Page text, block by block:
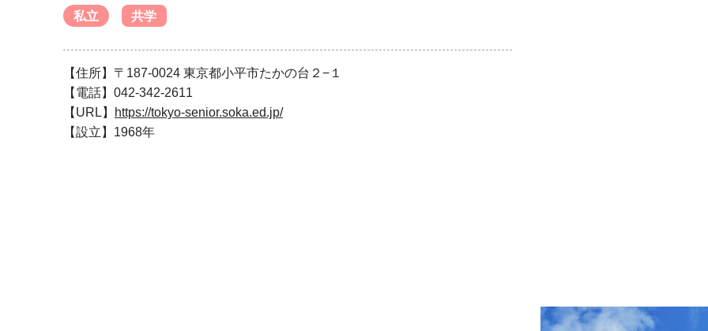
私立 共学
【住所】〒187-0024 東京都小平市たかの台２−１
【電話】042-342-2611
【URL】
https://tokyo-senior.soka.ed.jp/
【設立】1968年